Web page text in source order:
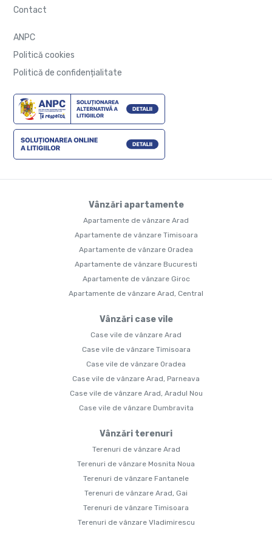
Contact
ANPC
Politică cookies
Politică de confidențialitate
Vânzări apartamente
Apartamente de vânzare Arad
Apartamente de vânzare Timisoara
Apartamente de vânzare Oradea
Apartamente de vânzare Bucuresti
Apartamente de vânzare Giroc
Apartamente de vânzare Arad, Central
Vânzări case vile
Case vile de vânzare Arad
Case vile de vânzare Timisoara
Case vile de vânzare Oradea
Case vile de vânzare Arad, Parneava
Case vile de vânzare Arad, Aradul Nou
Case vile de vânzare Dumbravita
Vânzări terenuri
Terenuri de vânzare Arad
Terenuri de vânzare Mosnita Noua
Terenuri de vânzare Fantanele
Terenuri de vânzare Arad, Gai
Terenuri de vânzare Timisoara
Terenuri de vânzare Vladimirescu